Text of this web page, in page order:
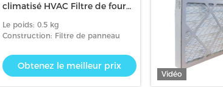
climatisé HVAC Filtre de four
Le poids: 0.5 kg
Construction: Filtre de panneau
Obtenez le meilleur prix
Vidéo